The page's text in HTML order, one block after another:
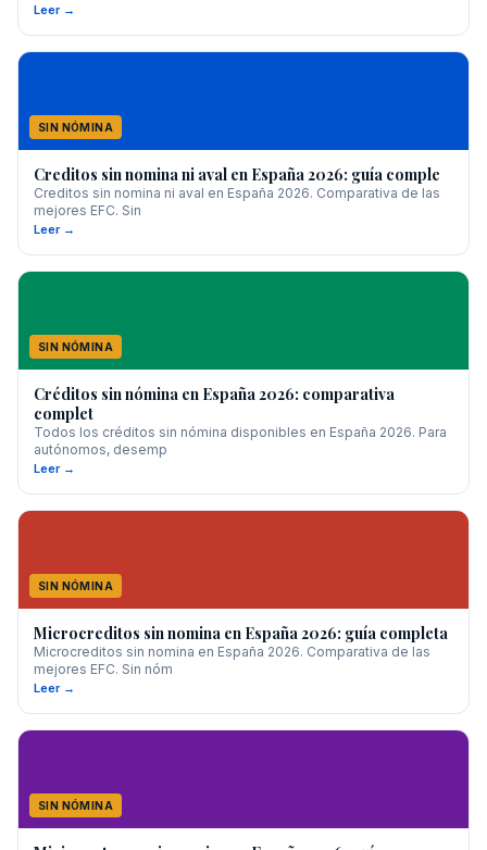
Leer →
SIN NÓMINA
Creditos sin nomina ni aval en España 2026: guía comple
Creditos sin nomina ni aval en España 2026. Comparativa de las
mejores EFC. Sin
Leer →
SIN NÓMINA
Créditos sin nómina en España 2026: comparativa
complet
Todos los créditos sin nómina disponibles en España 2026. Para
autónomos, desemp
Leer →
SIN NÓMINA
Microcreditos sin nomina en España 2026: guía completa
Microcreditos sin nomina en España 2026. Comparativa de las
mejores EFC. Sin nóm
Leer →
SIN NÓMINA